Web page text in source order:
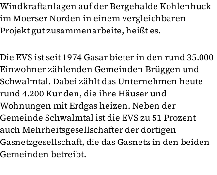
Windkraftanlagen auf der Bergehalde Kohlenhuck
im Moerser Norden in einem vergleichbaren
Projekt gut zusammenarbeite, heißt es.
Die EVS ist seit 1974 Gasanbieter in den rund 35.000
Einwohner zählenden Gemeinden Brüggen und
Schwalmtal. Dabei zählt das Unternehmen heute
rund 4.200 Kunden, die ihre Häuser und
Wohnungen mit Erdgas heizen. Neben der
Gemeinde Schwalmtal ist die EVS zu 51 Prozent
auch Mehrheitsgesellschafter der dortigen
Gasnetzgesellschaft, die das Gasnetz in den beiden
Gemeinden betreibt.